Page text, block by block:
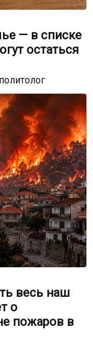
— в списке
остаться
весь наш
о
пожаров в